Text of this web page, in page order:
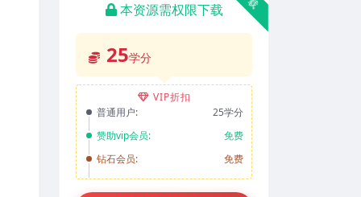
本资源需权限下载
25学分
VIP折扣
普通用户:
25学分
赞助vip会员:
免费
钻石会员:
免费